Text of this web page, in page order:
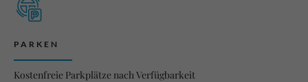
PARKEN
Kostenfreie Parkplätze nach Verfügbarkeit